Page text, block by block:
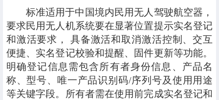
标准适用于中国境内民用无人驾驶航空器，
要求民用无人机系统要在显著位置提示实名登记
和激活要求， 具备激活和取消激活控制、交互
便捷、实名登记校验和提醒、固件更新等功能。
明确登记信息需包含所有者身份信息、产品名
称、型号、唯一产品识别码/序列号及使用用途
等关键字段。所有者需在使用前完成实名登记和